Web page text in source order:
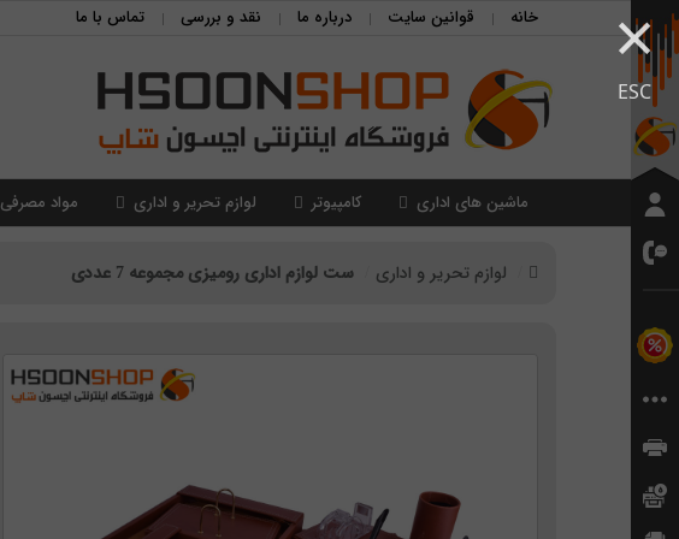
×
ESC
خانه قوانین سایت درباره ما نقد و بررسی تماس با ما
ماشین های اداری کامپیوتر لوازم تحریر و اداری مواد مصرفی
لوازم تحریر و اداری ست لوازم اداری رومیزی مجموعه 7 عددی